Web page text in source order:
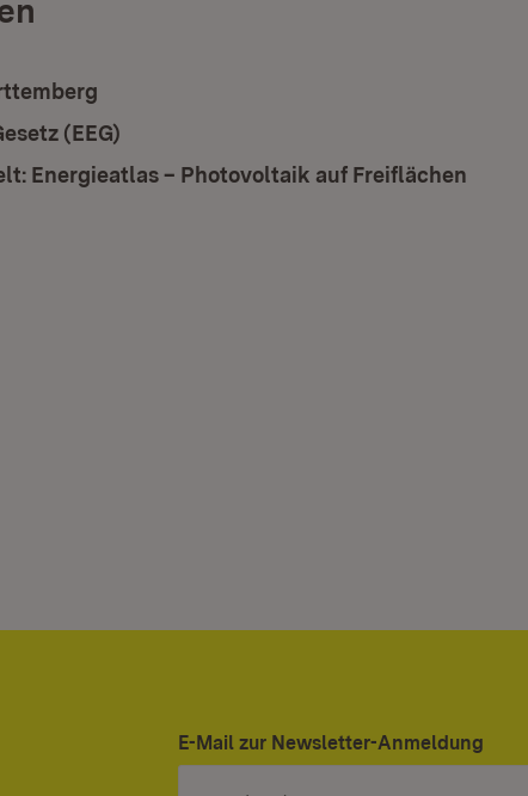
(EEG)
Energieatlas – Photovoltaik auf Freiflächen
E-Mail zur Newsletter-Anmeldung